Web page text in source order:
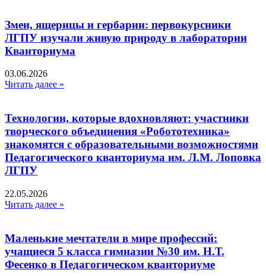
Змеи, ящерицы и гербарии: первокурсники
ЛГПУ изучали живую природу в лаборатории
Кванториума
03.06.2026
Читать далее »
Технологии, которые вдохновляют: участники
творческого объединения «Робототехника»
знакомятся с образовательными возможностями
Педагогического кванториума им. Л.М. Лоповка
ЛГПУ
22.05.2026
Читать далее »
Маленькие мечтатели в мире профессий:
учащиеся 5 класса гимназии №30 им. Н.Т.
Фесенко в Педагогическом кванториуме